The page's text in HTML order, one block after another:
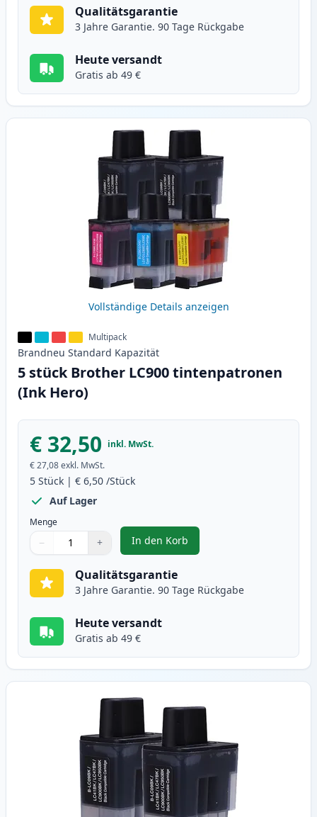
Qualitätsgarantie
3 Jahre Garantie. 90 Tage Rückgabe
Heute versandt
Gratis ab 49 €
Vollständige Details anzeigen
Multipack
Brandneu Standard Kapazität
5 stück Brother LC900 tintenpatronen
(Ink Hero)
€ 32,50 inkl. MwSt.
€ 27,08exkl. MwSt.
5 Stück | € 6,50 /Stück
Auf Lager
Menge
Verwenden Sie die Tasten, um anzupassen
− +
1
In den Korb
, 5 stück Brother LC900
Qualitätsgarantie
3 Jahre Garantie. 90 Tage Rückgabe
Heute versandt
Gratis ab 49 €